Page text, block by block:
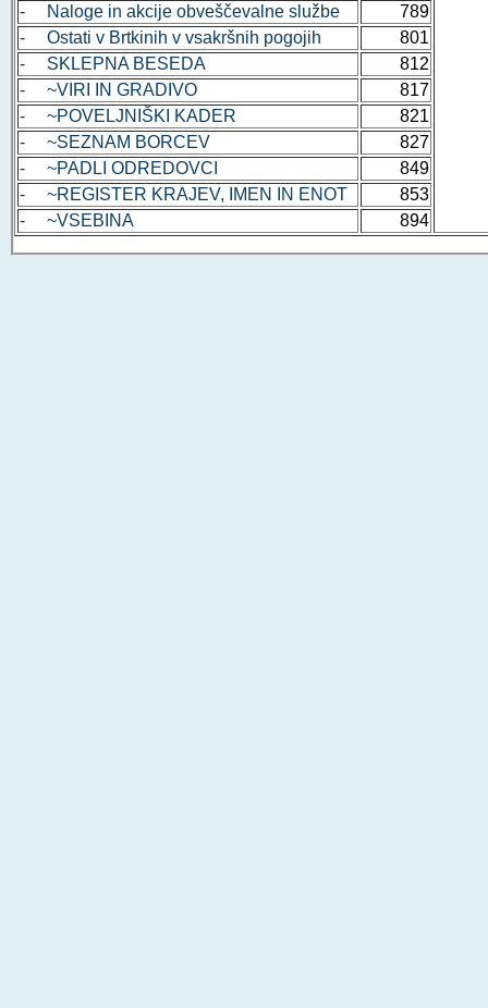
- Naloge in akcije obveščevalne službe
789
- Ostati v Brtkinih v vsakršnih pogojih
801
- SKLEPNA BESEDA
812
- ~VIRI IN GRADIVO
817
- ~POVELJNIŠKI KADER
821
- ~SEZNAM BORCEV
827
- ~PADLI ODREDOVCI
849
- ~REGISTER KRAJEV, IMEN IN ENOT
853
- ~VSEBINA
894